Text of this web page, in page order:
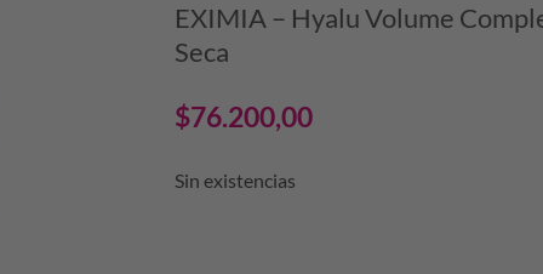
EXIMIA – Hyalu Volume
Seca
$76.200,00
Sin existencias